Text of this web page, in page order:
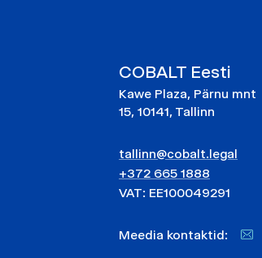
COBALT Eesti
Kawe Plaza, Pärnu mnt
15, 10141, Tallinn
tallinn@cobalt.legal
+372 665 1888
VAT: EE100049291
Meedia kontaktid: